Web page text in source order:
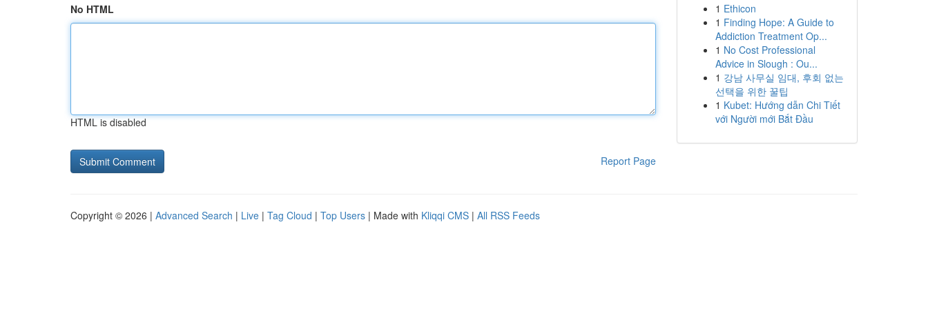
No HTML
HTML is disabled
Report Page
1 Ethicon
1 Finding Hope: A Guide to
Addiction Treatment Op...
1 No Cost Professional
Advice in Slough : Ou...
1 강남 사무실 임대, 후회 없는
선택을 위한 꿀팁
1 Kubet: Hướng dẫn Chi Tiết
với Người mới Bắt Đầu
Copyright © 2026 | Advanced Search | Live | Tag Cloud | Top Users | Made with Kliqqi CMS | All RSS Feeds